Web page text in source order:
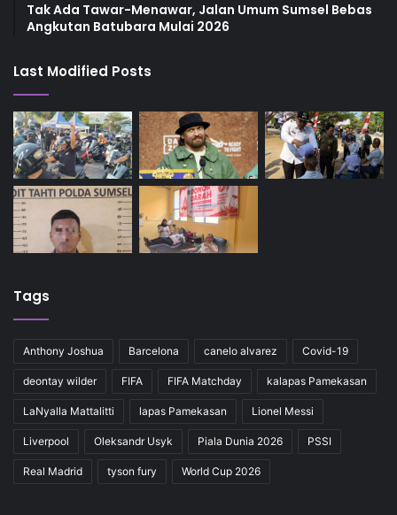
Tak Ada Tawar-Menawar, Jalan Umum Sumsel Bebas
Angkutan Batubara Mulai 2026
Last Modified Posts
Tags
Anthony Joshua Barcelona canelo alvarez Covid-19
deontay wilder FIFA FIFA Matchday kalapas Pamekasan
LaNyalla Mattalitti lapas Pamekasan Lionel Messi
Liverpool Oleksandr Usyk Piala Dunia 2026 PSSI
Real Madrid tyson fury World Cup 2026